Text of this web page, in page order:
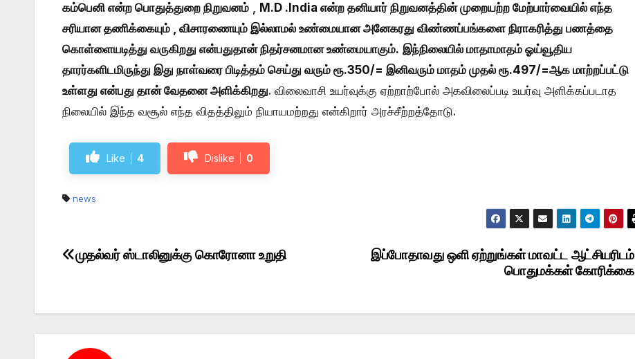
கம்பெனி என்ற பொதுத்துறை நிறுவனம் , M.D .India என்ற தனியார் நிறுவனத்தின் முறையற்ற மேற்பார்வையில் எந்த
சரியான தணிக்கையும் , விசாரணையும் இல்லாமல் உண்மையான அனேகரது விண்ணப்பங்களை நிராகரித்து பணத்தை
கொள்ளையடித்து வருகிறது என்பதுதான் நிதர்சனமான உண்மையாகும். இந்நிலையில் மாதாமாதம் ஓய்வூதிய
தாரர்களிடமிருந்து இது நாள்வரை பிடித்தம் செய்து வரும் ரூ.350/= இனிவரும் மாதம் முதல் ரூ.497/=ஆக மாற்றப்பட்டு
உள்ளது என்பது தான் வேதனை அளிக்கிறது. விலைவாசி உயர்வுக்கு ஏற்றாற்போல் அகவிலைப்படி உயர்வு அளிக்கப்படாத
நிலையில் இந்த வசூல் எந்த விதத்திலும் நியாயமற்றது என்கிறார் அரச்சீற்றத்தோடு.
Like 4 Dislike 0
news
Post
இப்போதாவது ஒளி ஏற்றுங்கள் மாவட்ட ஆட்சியரிடம்
பொதுமக்கள் கோரிக்கை
முதல்வர் ஸ்டாலினுக்கு கொரோனா உறுதி